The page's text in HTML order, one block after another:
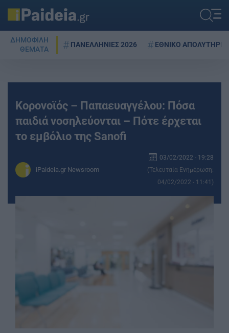
ΔΗΜΟΦΙΛΗ
ΘΕΜΑΤΑ
ΠΑΝΕΛΛΗΝΙΕΣ 2026 ΕΘΝΙΚΟ ΑΠΟΛΥΤΗΡΙΟ
Κορονοϊός – Παπαευαγγέλου: Πόσα
παιδιά νοσηλεύονται – Πότε έρχεται
το εμβόλιο της Sanofi
iPaideia.gr Newsroom
03/02/2022 - 19:28
(Τελευταία Ενημέρωση:
04/02/2022 - 11:41)